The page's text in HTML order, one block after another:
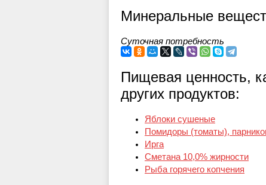
Минеральные
Суточная потребность
Пищевая ценность,
других продуктов:
Яблоки сушеные
Помидоры (томаты),
Ирга
Сметана 10,0% жирности
Рыба горячего копчения